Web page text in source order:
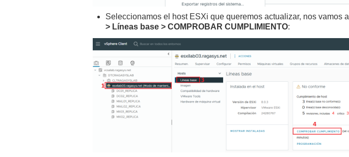
Seleccionamos el host ESXi que queremos actualizar, nos vamos a
> Líneas base > COMPROBAR CUMPLIMIENTO: